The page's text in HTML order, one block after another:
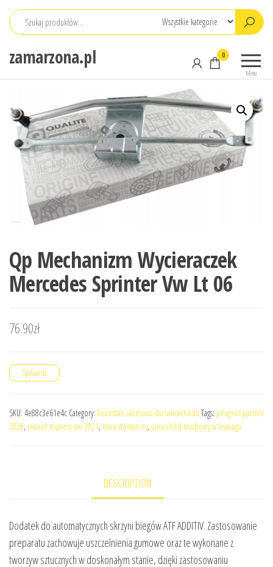
Przejdź
zamarzona.pl
Menu
0
Qp Mechanizm Wycieraczek
Mercedes Sprinter Vw Lt 06
76.90zł
Sprawdź
SKU: 4e88c3e61e4c Category: Pozostałe akcesoria do samochodu Tags: peugeot partner
2020, renault express van 2021, reno dostawczy, samochód osobowy w leasingu
DESCRIPTION
Dodatek do automatycznych skrzyni biegów ATF ADDITIV. Zastosowanie
preparatu zachowuje uszczelnienia gumowe oraz te wykonane z
tworzyw sztucznych w doskonałym stanie, dzięki zastosowaniu